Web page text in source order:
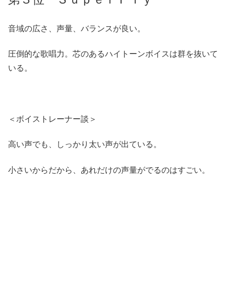
音域の広さ、声量、バランスが良い。
圧倒的な歌唱力。芯のあるハイトーンボイスは群を抜いて
いる。
＜ボイストレーナー談＞
高い声でも、しっかり太い声が出ている。
小さいからだから、あれだけの声量がでるのはすごい。